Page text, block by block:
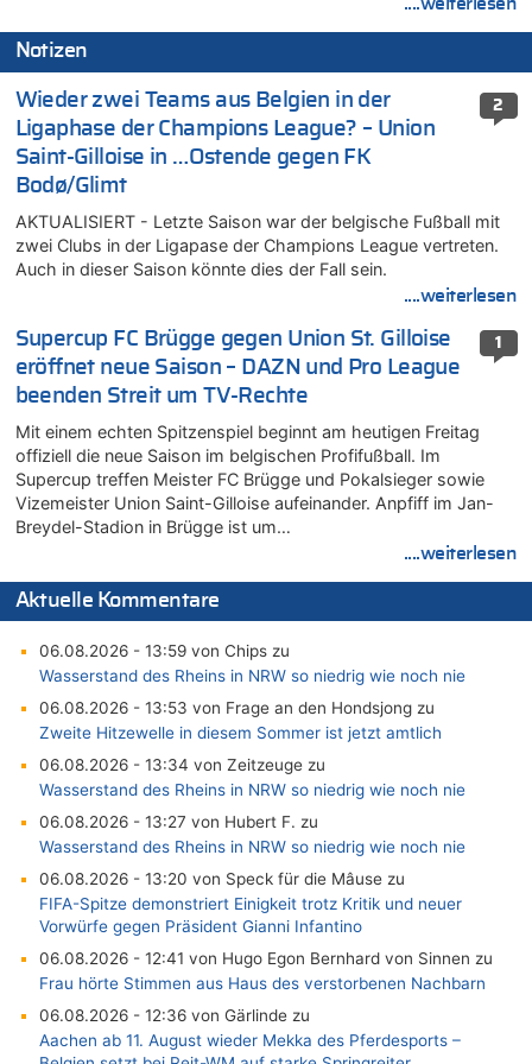
Notizen
2
Wieder zwei Teams aus Belgien in der
Ligaphase der Champions League? – Union
Saint-Gilloise in …Ostende gegen FK
Bodø/Glimt
AKTUALISIERT - Letzte Saison war der belgische Fußball mit
zwei Clubs in der Ligapase der Champions League vertreten.
Auch in dieser Saison könnte dies der Fall sein.
....weiterlesen
1
Supercup FC Brügge gegen Union St. Gilloise
eröffnet neue Saison – DAZN und Pro League
beenden Streit um TV-Rechte
Mit einem echten Spitzenspiel beginnt am heutigen Freitag
offiziell die neue Saison im belgischen Profifußball. Im
Supercup treffen Meister FC Brügge und Pokalsieger sowie
Vizemeister Union Saint-Gilloise aufeinander. Anpfiff im Jan-
Breydel-Stadion in Brügge ist um…
....weiterlesen
Aktuelle Kommentare
06.08.2026 - 13:59 von Chips zu
Wasserstand des Rheins in NRW so niedrig wie noch nie
06.08.2026 - 13:53 von Frage an den Hondsjong zu
Zweite Hitzewelle in diesem Sommer ist jetzt amtlich
06.08.2026 - 13:34 von Zeitzeuge zu
Wasserstand des Rheins in NRW so niedrig wie noch nie
06.08.2026 - 13:27 von Hubert F. zu
Wasserstand des Rheins in NRW so niedrig wie noch nie
06.08.2026 - 13:20 von Speck für die Mâuse zu
FIFA-Spitze demonstriert Einigkeit trotz Kritik und neuer
Vorwürfe gegen Präsident Gianni Infantino
06.08.2026 - 12:41 von Hugo Egon Bernhard von Sinnen zu
Frau hörte Stimmen aus Haus des verstorbenen Nachbarn
06.08.2026 - 12:36 von Gärlinde zu
Aachen ab 11. August wieder Mekka des Pferdesports –